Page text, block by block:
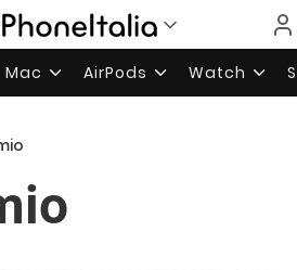
Mac AirPods Watch